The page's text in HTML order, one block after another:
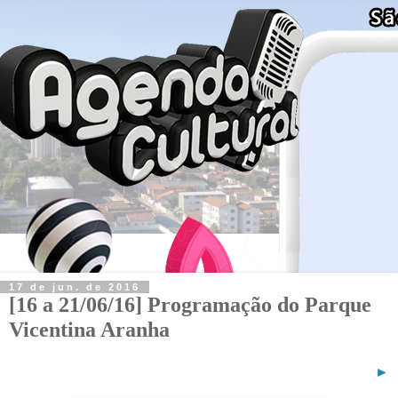
17 de jun. de 2016
[16 a 21/06/16] Programação do Parque
Vicentina Aranha
►